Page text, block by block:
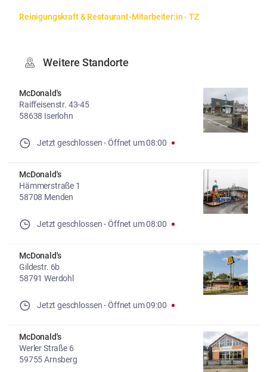
Reinigungskraft & Restaurant-Mitarbeiter:in - TZ
Weitere Standorte
McDonald's
Raiffeisenstr. 43-45
58638 Iserlohn
Jetzt geschlossen - Öffnet um08:00
McDonald's
Hämmerstraße 1
58708 Menden
Jetzt geschlossen - Öffnet um08:00
McDonald's
Gildestr. 6b
58791 Werdohl
Jetzt geschlossen - Öffnet um09:00
McDonald's
Werler Straße 6
59755 Arnsberg